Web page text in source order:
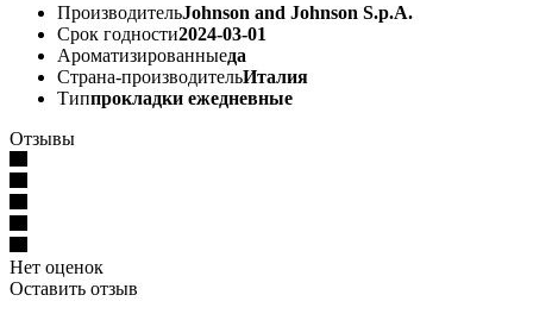
ПроизводительJohnson and Johnson S.p.A.
Срок годности2024-03-01
Ароматизированныеда
Страна-производительИталия
Типпрокладки ежедневные
Отзывы
Нет оценок
Оставить отзыв